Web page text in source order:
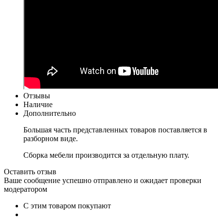
Отзывы
Наличие
Дополнительно
Большая часть представленных товаров поставляется в
разборном виде.
Сборка мебели производится за отдельную плату.
Оставить отзыв
Ваше сообщение успешно отправлено и ожидает проверки
модератором
С этим товаром покупают